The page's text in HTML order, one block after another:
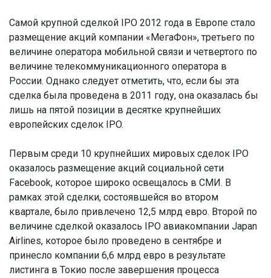
Самой крупной сделкой IPO 2012 года в Европе стало
размещение акций компании «МегаФон», третьего по
величине оператора мобильной связи и четвертого по
величине телекоммуникационного оператора в
России. Однако следует отметить, что, если бы эта
сделка была проведена в 2011 году, она оказалась бы
лишь на пятой позиции в десятке крупнейших
европейских сделок IPO.
Первым среди 10 крупнейших мировых сделок IPO
оказалось размещение акций социальной сети
Facebook, которое широко освещалось в СМИ. В
рамках этой сделки, состоявшейся во втором
квартале, было привлечено 12,5 млрд евро. Второй по
величине сделкой оказалось IPO авиакомпании Japan
Airlines, которое было проведено в сентябре и
принесло компании 6,6 млрд евро в результате
листинга в Токио после завершения процесса